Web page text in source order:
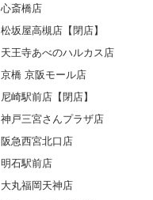
心斎橋店
松坂屋高槻店【閉店】
天王寺あべのハルカス店
京橋 京阪モール店
尼崎駅前店【閉店】
神戸三宮さんプラザ店
阪急西宮北口店
明石駅前店
大丸福岡天神店